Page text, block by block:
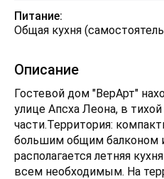
Питание:
Общая кухня
Описание
Гостевой дом "ВерАрт"
улице Апсха Леона, в
части.Территория:
большим общим балконом
располагается летняя
всем необходимым. На